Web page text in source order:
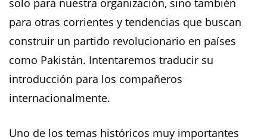
para otras corrientes y tendencias que buscan
construir un partido revolucionario en países
como Pakistán. Intentaremos traducir su
introducción para los compañeros
internacionalmente.
Uno de los temas históricos muy importantes